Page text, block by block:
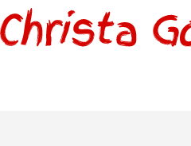
Inhalt
springen